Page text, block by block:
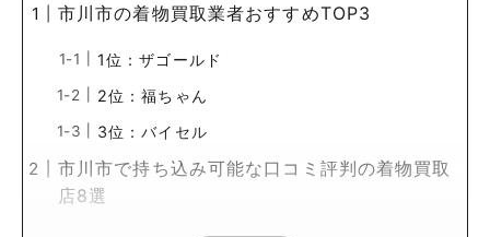
市川市の着物買取業者おすすめTOP3
1位：ザゴールド
2位：福ちゃん
3位：バイセル
市川市で持ち込み可能な口コミ評判の着物買取
店8選